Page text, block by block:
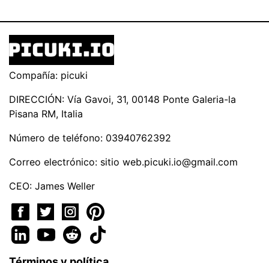
Compañía: picuki
DIRECCIÓN: Vía Gavoi, 31, 00148 Ponte Galeria-la
Pisana RM, Italia
Número de teléfono: 03940762392
Correo electrónico: sitio web.picuki.io@gmail.com
CEO: James Weller